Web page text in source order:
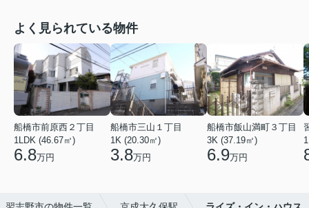
よく見られている物件
船橋市前原西２丁目
1LDK (46.67㎡)
6.8万円
船橋市三山１丁目
1K (20.30㎡)
3.8万円
船橋市飯山満町３丁目
3K (37.19㎡)
6.9万円